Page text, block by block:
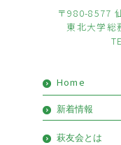
〒980-8577
東北大学総
Home
新着情報
お知らせ
イベント
萩友会とは